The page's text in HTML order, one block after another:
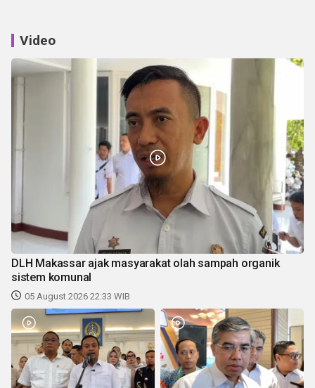
Video
DLH Makassar ajak masyarakat olah sampah organik
sistem komunal
05 August 2026 22:33 WIB